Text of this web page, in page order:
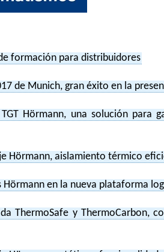
formación para distribuidores
de Munich, gran éxito en la
Hörmann, una solución para
Hörmann, aislamiento térmico
en la nueva plataforma
ThermoSafe y ThermoCarbon,